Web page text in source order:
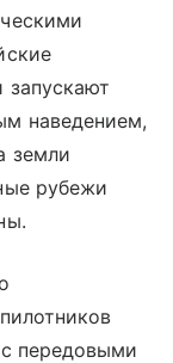
запускают
наведением,
земли
рубежи
передовыми